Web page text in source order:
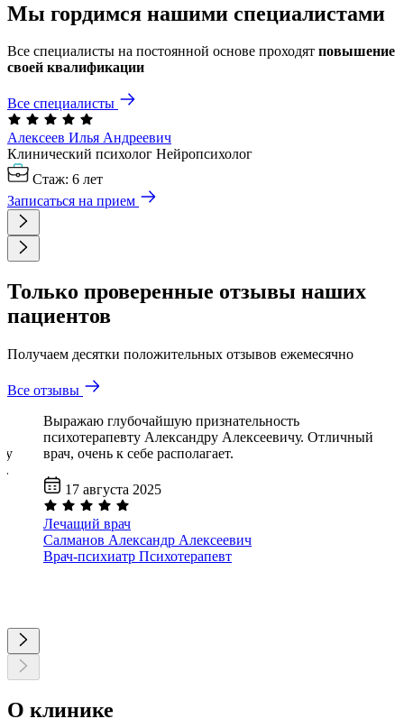
Мы гордимся нашими специалистами
Все специалисты на постоянной основе проходят повышение
своей квалификации
Все специалисты
Алексеев Илья Андреевич
Клинический психолог Нейропсихолог
Стаж: 6 лет
Записаться на прием
Только проверенные отзывы наших
пациентов
Получаем десятки положительных отзывов ежемесячно
Все отзывы
Выражаю глубочайшую признательность
психотерапевту Александру Алексеевичу. Отличный
врач, очень к себе располагает.
17 августа 2025
Лечащий врач
Салманов Александр Алексеевич
Врач-психиатр Психотерапевт
О клинике